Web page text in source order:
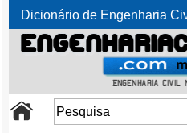
Dicionário de Engenharia